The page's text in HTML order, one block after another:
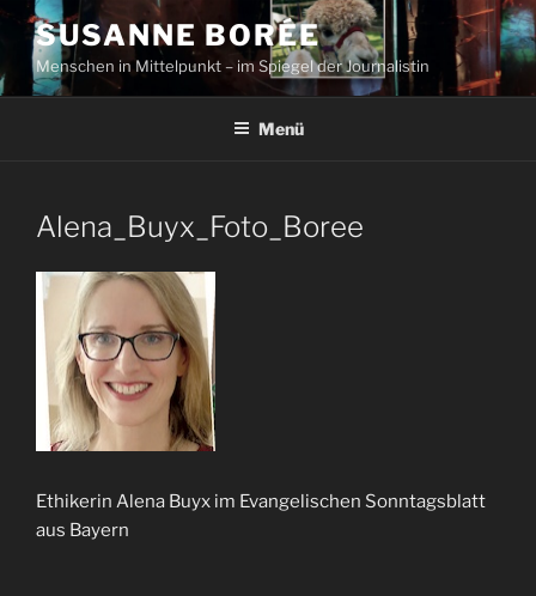
Zum
Inhalt
springen
SUSANNE BORÉE
Menschen in Mittelpunkt – im Spiegel der Journalistin
Menü
Alena_Buyx_Foto_Boree
Ethikerin Alena Buyx im Evangelischen Sonntagsblatt
aus Bayern